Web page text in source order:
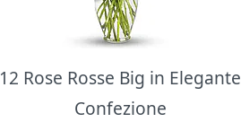
12 Rose Rosse Big in Elegante
Confezione